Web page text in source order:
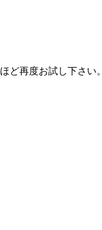
ど再度お試し下さい。